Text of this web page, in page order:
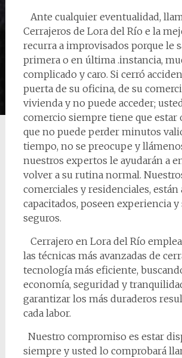
Ante cualquier eventualidad,
Cerrajeros de Lora del Río e la
recurra a improvisados porque le
primera o en última .instancia,
complicado y caro. Si cerró
puerta de su oficina, de su
vivienda y no puede acceder;
comercio siempre tiene que estar
que no puede perder minutos
tiempo, no se preocupe y
nuestros expertos le ayudarán a
volver a su rutina normal.
comerciales y residenciales, están
capacitados, poseen experiencia
seguros.
Cerrajero en Lora del Río
las técnicas más avanzadas de
tecnología más eficiente,
economía, seguridad y
garantizar los más duraderos
cada labor.
Nuestro compromiso es estar
siempre y usted lo comprobará